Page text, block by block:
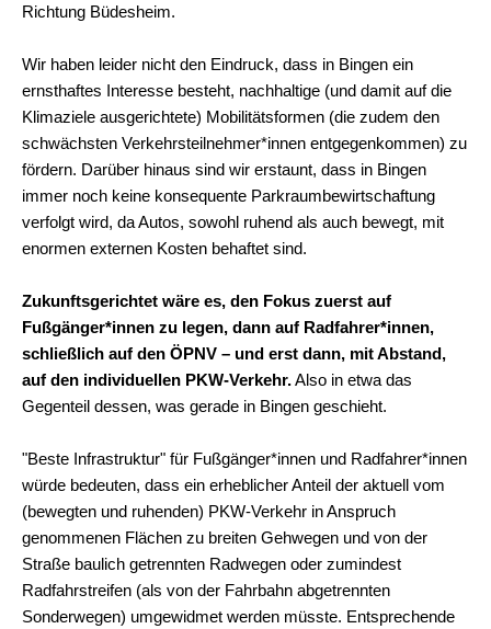
Richtung Büdesheim.
Wir haben leider nicht den Eindruck, dass in Bingen ein
ernsthaftes Interesse besteht, nachhaltige (und damit auf die
Klimaziele ausgerichtete) Mobilitätsformen (die zudem den
schwächsten Verkehrsteilnehmer*innen entgegenkommen) zu
fördern. Darüber hinaus sind wir erstaunt, dass in Bingen
immer noch keine konsequente Parkraumbewirtschaftung
verfolgt wird, da Autos, sowohl ruhend als auch bewegt, mit
enormen externen Kosten behaftet sind.
Zukunftsgerichtet wäre es, den Fokus zuerst auf
Fußgänger*innen zu legen, dann auf Radfahrer*innen,
schließlich auf den ÖPNV – und erst dann, mit Abstand,
auf den individuellen PKW-Verkehr.Also in etwa das
Gegenteil dessen, was gerade in Bingen geschieht.
"Beste Infrastruktur" für Fußgänger*innen und Radfahrer*innen
würde bedeuten, dass ein erheblicher Anteil der aktuell vom
(bewegten und ruhenden) PKW-Verkehr in Anspruch
genommenen Flächen zu breiten Gehwegen und von der
Straße baulich getrennten Radwegen oder zumindest
Radfahrstreifen (als von der Fahrbahn abgetrennten
Sonderwegen) umgewidmet werden müsste. Entsprechende